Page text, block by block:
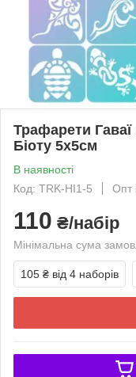
Трафарети Гаваї
Біоту 5х5см
В наявності
Код: TRK-HI1-5
Опт
110 ₴/набір
Мінімальна сума
105 ₴ від 4 наборів